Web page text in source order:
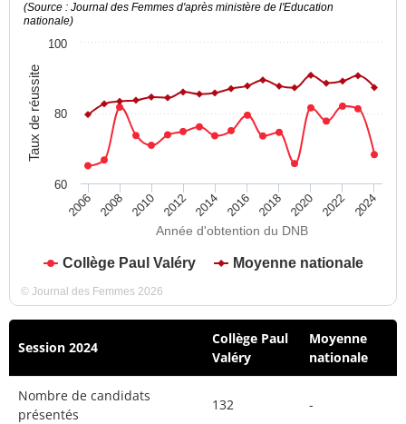
Année d'obtention du DNB
Taux de réussite
(Source : Journal des Femmes d'après ministère de l'Education
nationale)
Collège Paul Valéry Moyenne nationale
2006 2008 2010 2012 2014 2016 2018 2020 2022 2024
60
80
100
© Journal des Femmes 2026
Session 2024
Collège Paul
Valéry
Moyenne
nationale
Nombre de candidats
présentés
132 -